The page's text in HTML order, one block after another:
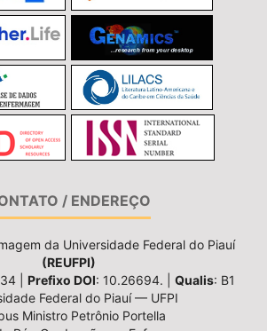
/ ENDEREÇO
da Universidade Federal do Piauí
(REUFPI)
| Prefixo DOI: 10.26694. | Qualis: B1
Federal do Piauí — UFPI
Ministro Petrônio Portella